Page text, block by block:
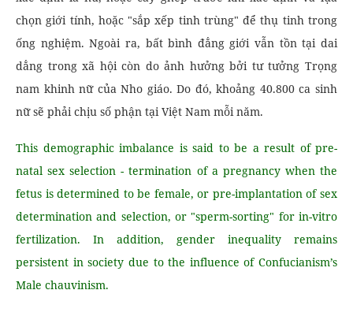
chọn giới tính, hoặc "sắp xếp tinh trùng" để thụ tinh trong
ống nghiệm. Ngoài ra, bất bình đẳng giới vẫn tồn tại dai
dẳng trong xã hội còn do ảnh hưởng bởi tư tưởng Trọng
nam khinh nữ của Nho giáo. Do đó, khoảng 40.800 ca sinh
nữ sẽ phải chịu số phận tại Việt Nam mỗi năm.
This demographic imbalance is said to be a result of pre-
natal sex selection - termination of a pregnancy when the
fetus is determined to be female, or pre-implantation of sex
determination and selection, or "sperm-sorting" for in-vitro
fertilization. In addition, gender inequality remains
persistent in society due to the influence of Confucianism’s
Male chauvinism.